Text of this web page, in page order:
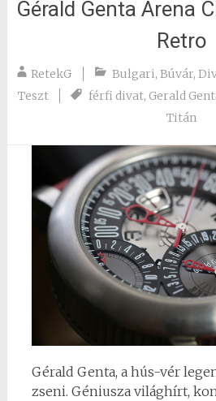
Gérald Genta Arena
Retro
RetekG Bulgari, Búvár,
Teszt
férfi divat, Gerald
Titán
Gérald Genta, a hús-vér
zseni. Géniusza világhírt,